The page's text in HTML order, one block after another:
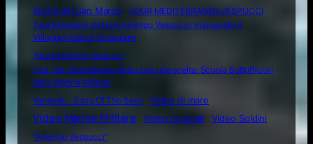
Storia del San Marco
TOUR MEDITERRANEO VESPUCCI
Tour Mondiale di Nave Amerigo Vespucci: inaugurato il
Villaggio Italia di Singapore
Tour Mondiale Vespucci
Una vita straordinaria inizia con una scelta: Scuola Sottufficiali
della Marina Militare
Vangelis – Song Of The Seas
Video di mare
Video Marina Militare Video musicali
Video Soldini
“Amerigo Vespucci”